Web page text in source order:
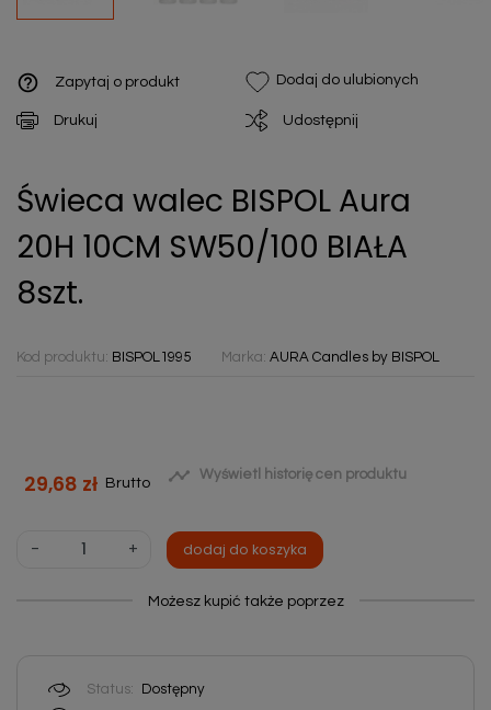
help_outline Zapytaj o produkt Dodaj do ulubionych
Drukuj Udostępnij
Świeca walec BISPOL Aura
20H 10CM SW50/100 BIAŁA
8szt.
Kod produktu: BISPOL1995 Marka: AURA Candles by BISPOL
29,68 zł Brutto  Wyświetl historię cen produktu
- + dodaj do koszyka
Możesz kupić także poprzez
Status:
Dostępny